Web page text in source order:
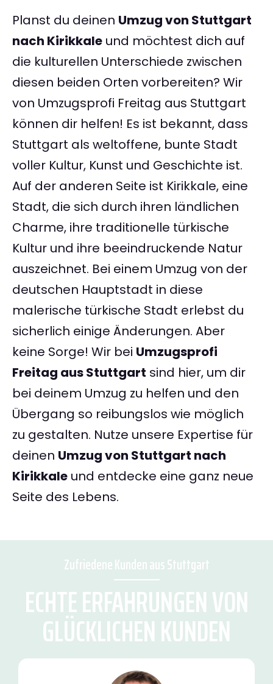
Planst du deinen Umzug von Stuttgart
nach Kirikkale und möchtest dich auf
die kulturellen Unterschiede zwischen
diesen beiden Orten vorbereiten? Wir
von Umzugsprofi Freitag aus Stuttgart
können dir helfen! Es ist bekannt, dass
Stuttgart als weltoffene, bunte Stadt
voller Kultur, Kunst und Geschichte ist.
Auf der anderen Seite ist Kirikkale, eine
Stadt, die sich durch ihren ländlichen
Charme, ihre traditionelle türkische
Kultur und ihre beeindruckende Natur
auszeichnet. Bei einem Umzug von der
deutschen Hauptstadt in diese
malerische türkische Stadt erlebst du
sicherlich einige Änderungen. Aber
keine Sorge! Wir bei Umzugsprofi
Freitag aus Stuttgart sind hier, um dir
bei deinem Umzug zu helfen und den
Übergang so reibungslos wie möglich
zu gestalten. Nutze unsere Expertise für
deinen Umzug von Stuttgart nach
Kirikkale und entdecke eine ganz neue
Seite des Lebens.
Zufriedene Kunden aus Stuttgart
ECHTE ERFAHRUNGEN VON
GLÜCKLICHEN KUNDEN